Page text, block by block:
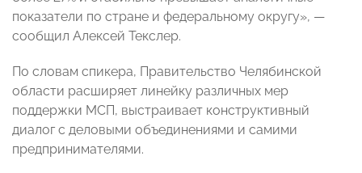
показатели по стране и федеральному округу», —
сообщил Алексей Текслер.
По словам спикера, Правительство Челябинской
области расширяет линейку различных мер
поддержки МСП, выстраивает конструктивный
диалог с деловыми объединениями и самими
предпринимателями.